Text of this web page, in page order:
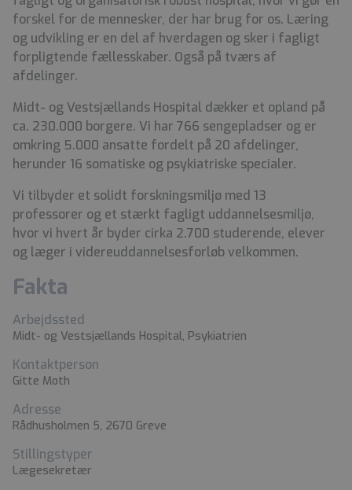
forskel for de mennesker, der har brug for os. Læring
og udvikling er en del af hverdagen og sker i fagligt
forpligtende fællesskaber. Også på tværs af
afdelinger.
Midt- og Vestsjællands Hospital dækker et opland på
ca. 230.000 borgere. Vi har 766 sengepladser og er
omkring 5.000 ansatte fordelt på 20 afdelinger,
herunder 16 somatiske og psykiatriske specialer.
Vi tilbyder et solidt forskningsmiljø med 13
professorer og et stærkt fagligt uddannelsesmiljø,
hvor vi hvert år byder cirka 2.700 studerende, elever
og læger i videreuddannelsesforløb velkommen.
Fakta
Arbejdssted
Midt- og Vestsjællands Hospital, Psykiatrien
Kontaktperson
Gitte Moth
Adresse
Rådhusholmen 5, 2670 Greve
Stillingstyper
Lægesekretær